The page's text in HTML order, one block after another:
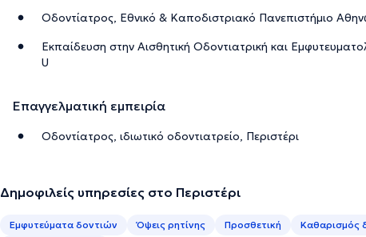
Οδοντίατρος, Εθνικό & Καποδιστριακό Πανεπιστήμιο
Εκπαίδευση στην Αισθητική Οδοντιατρική και
U
Επαγγελματική εμπειρία
Οδοντίατρος, ιδιωτικό οδοντιατρείο, Περιστέρι
Δημοφιλείς υπηρεσίες στο Περιστέρι
Εμφυτεύματα δοντιών Όψεις ρητίνης Προσθετική Καθαρισμός